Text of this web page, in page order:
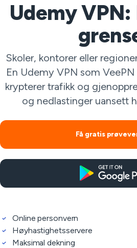
Udemy
Skoler, kontorer eller
En Udemy VPN som VeePN
krypterer trafikk og
og nedlastinger uansett
Få gratis
Online personvern
Høyhastighetsservere
Maksimal dekning